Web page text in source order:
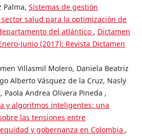
Palma, Sistemas de gestión
salud para la optimización de
del atlántico , Dictamen
Junio (2017): Revista Dictamen
Villasmil Molero, Daniela Beatriz
Alberto Vásquez de la Cruz, Nasly
Paola Andrea Olivera Pineda ,
y algoritmos inteligentes: una
las tensiones entre
y gobernanza en Colombia ,